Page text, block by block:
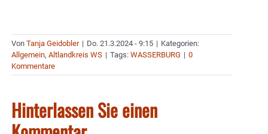
Von Tanja Geidobler | Do. 21.3.2024 - 9:15 | Kategorien:
Allgemein, Altlandkreis WS | Tags: WASSERBURG | 0
Kommentare
Hinterlassen Sie einen